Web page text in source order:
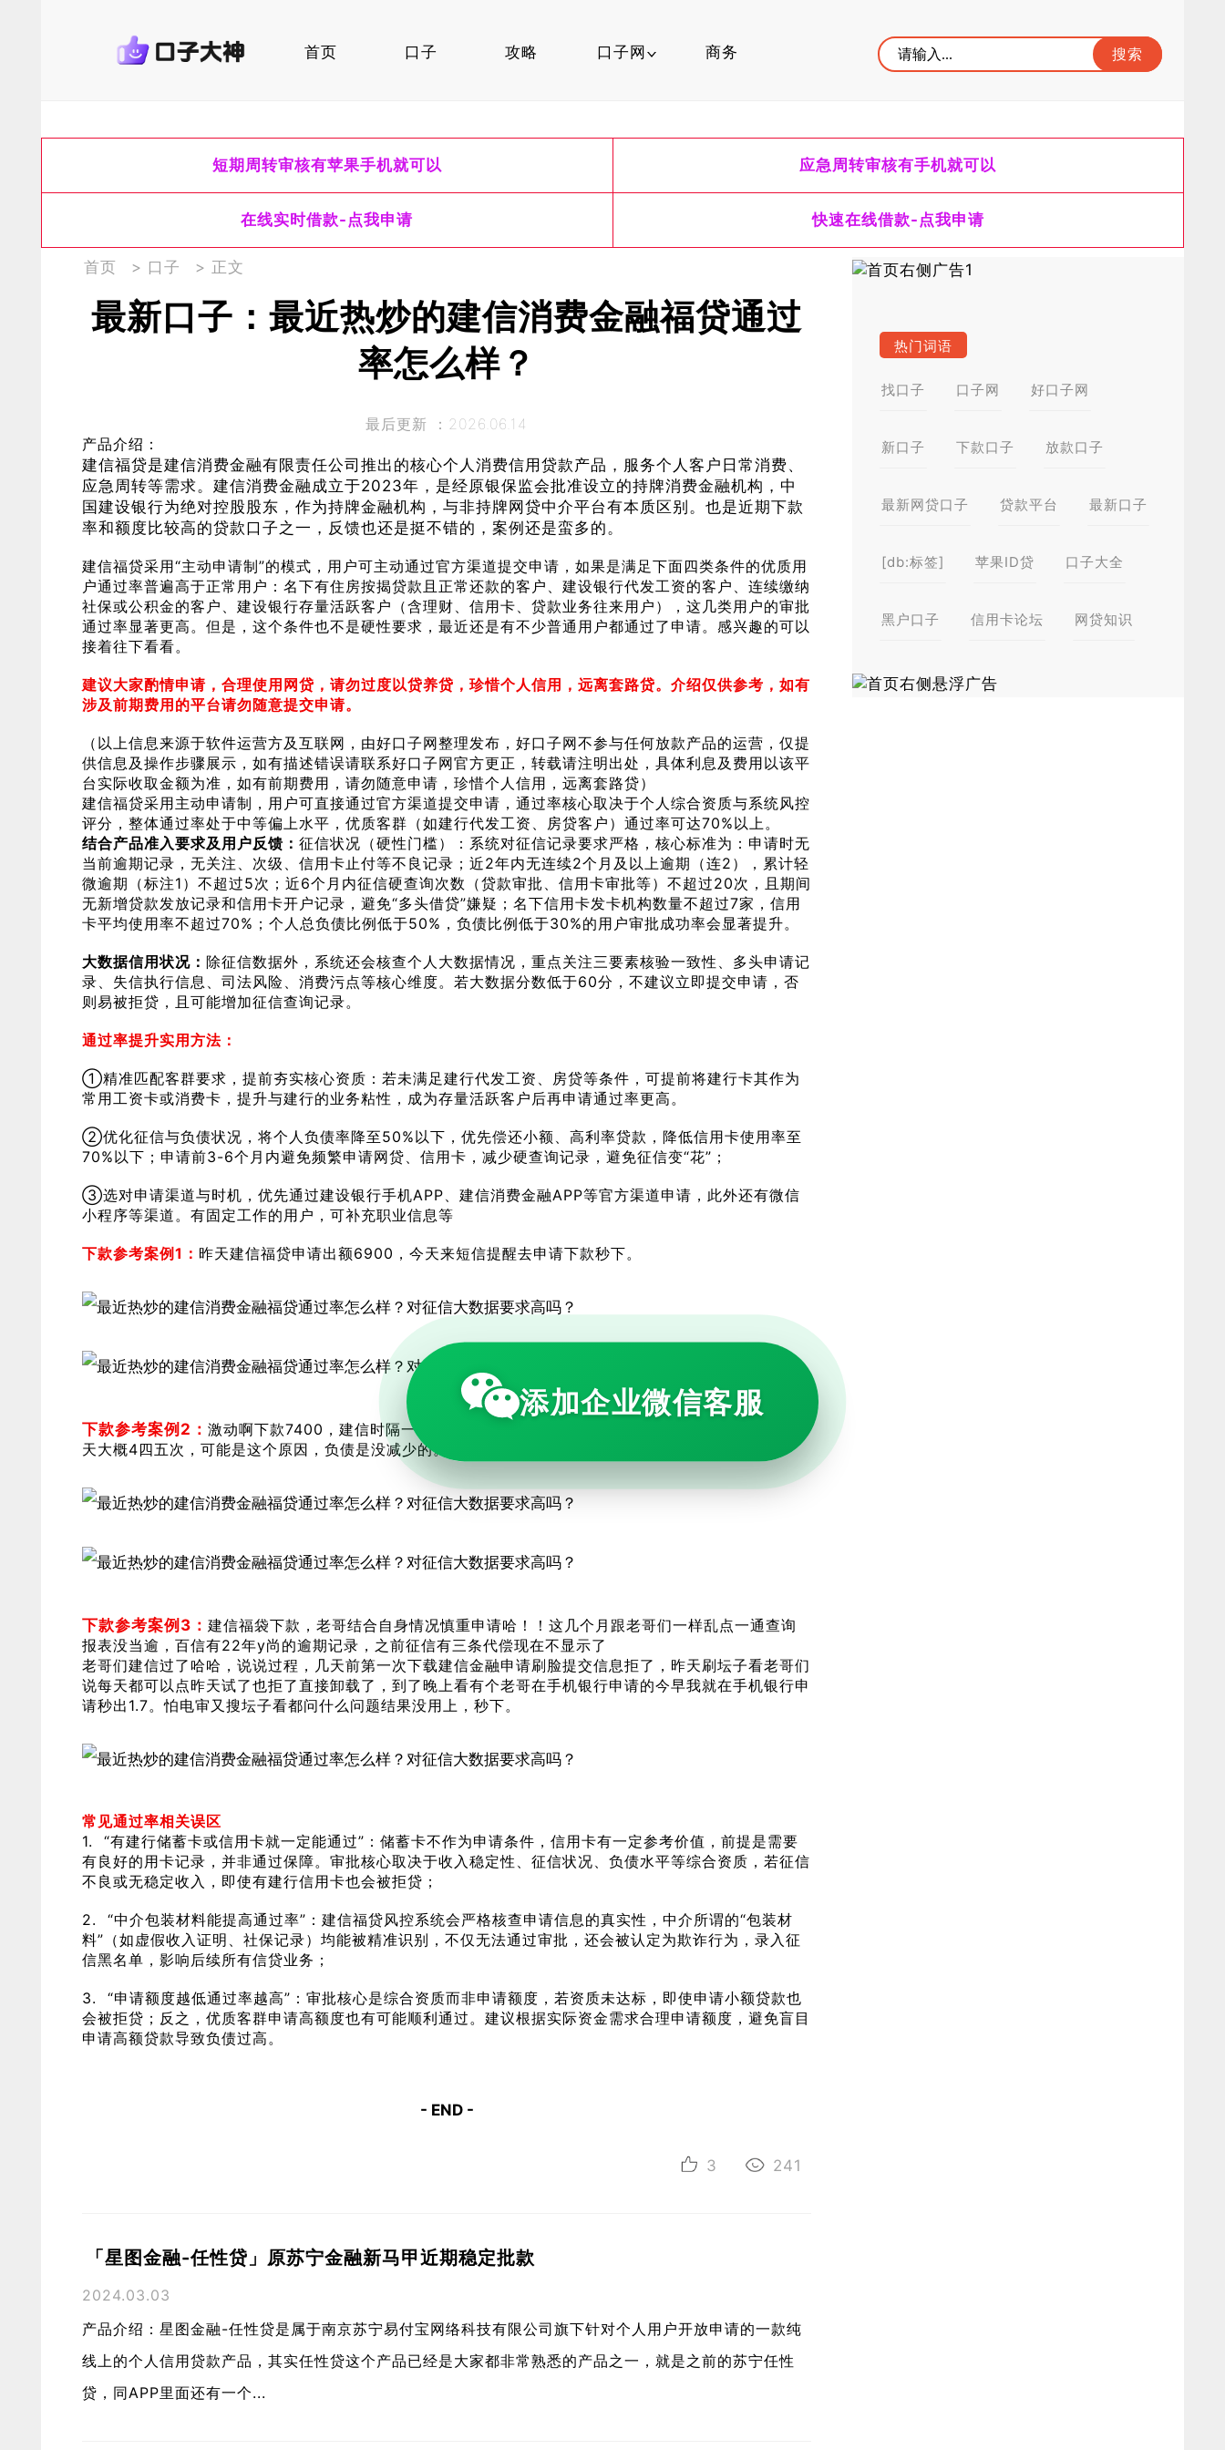
首页 口子 攻略 口子网 商务
短期周转审核有苹果手机就可以 应急周转审核有手机就可以
在线实时借款-点我申请 快速在线借款-点我申请
首页 > 口子 > 正文
最新口子：最近热炒的建信消费金融福贷通过
率怎么样？
最后更新 ：2026.06.14
产品介绍：
建信福贷是建信消费金融有限责任公司推出的核心个人消费信用贷款产品，服务个人客户日常消费、
应急周转等需求。建信消费金融成立于2023年，是经原银保监会批准设立的持牌消费金融机构，中
国建设银行为绝对控股股东，作为持牌金融机构，与非持牌网贷中介平台有本质区别。也是近期下款
率和额度比较高的贷款口子之一，反馈也还是挺不错的，案例还是蛮多的。
建信福贷采用“主动申请制”的模式，用户可主动通过官方渠道提交申请，如果是满足下面四类条件的优质用
户通过率普遍高于正常用户：名下有住房按揭贷款且正常还款的客户、建设银行代发工资的客户、连续缴纳
社保或公积金的客户、建设银行存量活跃客户（含理财、信用卡、贷款业务往来用户），这几类用户的审批
通过率显著更高。但是，这个条件也不是硬性要求，最近还是有不少普通用户都通过了申请。感兴趣的可以
接着往下看看。
建议大家酌情申请，合理使用网贷，请勿过度以贷养贷，珍惜个人信用，远离套路贷。介绍仅供参考，如有
涉及前期费用的平台请勿随意提交申请。
（以上信息来源于软件运营方及互联网，由好口子网整理发布，好口子网不参与任何放款产品的运营，仅提
供信息及操作步骤展示，如有描述错误请联系好口子网官方更正，转载请注明出处，具体利息及费用以该平
台实际收取金额为准，如有前期费用，请勿随意申请，珍惜个人信用，远离套路贷）
建信福贷采用主动申请制，用户可直接通过官方渠道提交申请，通过率核心取决于个人综合资质与系统风控
评分，整体通过率处于中等偏上水平，优质客群（如建行代发工资、房贷客户）通过率可达70%以上。
结合产品准入要求及用户反馈： 征信状况（硬性门槛）：系统对征信记录要求严格，核心标准为：申请时无
当前逾期记录，无关注、次级、信用卡止付等不良记录；近2年内无连续2个月及以上逾期（连2），累计轻
微逾期（标注1）不超过5次；近6个月内征信硬查询次数（贷款审批、信用卡审批等）不超过20次，且期间
无新增贷款发放记录和信用卡开户记录，避免“多头借贷”嫌疑；名下信用卡发卡机构数量不超过7家，信用
卡平均使用率不超过70%；个人总负债比例低于50%，负债比例低于30%的用户审批成功率会显著提升。
大数据信用状况： 除征信数据外，系统还会核查个人大数据情况，重点关注三要素核验一致性、多头申请记
录、失信执行信息、司法风险、消费污点等核心维度。若大数据分数低于60分，不建议立即提交申请，否
则易被拒贷，且可能增加征信查询记录。
通过率提升实用方法：
①精准匹配客群要求，提前夯实核心资质：若未满足建行代发工资、房贷等条件，可提前将建行卡其作为
常用工资卡或消费卡，提升与建行的业务粘性，成为存量活跃客户后再申请通过率更高。
②优化征信与负债状况，将个人负债率降至50%以下，优先偿还小额、高利率贷款，降低信用卡使用率至
70%以下；申请前3-6个月内避免频繁申请网贷、信用卡，减少硬查询记录，避免征信变“花”；
③选对申请渠道与时机，优先通过建设银行手机APP、建信消费金融APP等官方渠道申请，此外还有微信
小程序等渠道。有固定工作的用户，可补充职业信息等
下款参考案例1： 昨天建信福贷申请出额6900，今天来短信提醒去申请下款秒下。
下款参考案例2： 激动啊下款7400，建信时隔一个月再推终于不用羡慕别人，这次真下款了，查询近三十
天大概4四五次，可能是这个原因，负债是没减少的。
下款参考案例3： 建信福袋下款，老哥结合自身情况慎重申请哈！！这几个月跟老哥们一样乱点一通查询
报表没当逾，百信有22年y尚的逾期记录，之前征信有三条代偿现在不显示了
老哥们建信过了哈哈，说说过程，几天前第一次下载建信金融申请刷脸提交信息拒了，昨天刷坛子看老哥们
说每天都可以点昨天试了也拒了直接卸载了，到了晚上看有个老哥在手机银行申请的今早我就在手机银行申
请秒出1.7。怕电审又搜坛子看都问什么问题结果没用上，秒下。
常见通过率相关误区
1. “有建行储蓄卡或信用卡就一定能通过”：储蓄卡不作为申请条件，信用卡有一定参考价值，前提是需要
有良好的用卡记录，并非通过保障。审批核心取决于收入稳定性、征信状况、负债水平等综合资质，若征信
不良或无稳定收入，即使有建行信用卡也会被拒贷；
2. “中介包装材料能提高通过率”：建信福贷风控系统会严格核查申请信息的真实性，中介所谓的“包装材
料”（如虚假收入证明、社保记录）均能被精准识别，不仅无法通过审批，还会被认定为欺诈行为，录入征
信黑名单，影响后续所有信贷业务；
3. “申请额度越低通过率越高”：审批核心是综合资质而非申请额度，若资质未达标，即使申请小额贷款也
会被拒贷；反之，优质客群申请高额度也有可能顺利通过。建议根据实际资金需求合理申请额度，避免盲目
申请高额贷款导致负债过高。
- END -
241
3
「星图金融-任性贷」原苏宁金融新马甲近期稳定批款
2024.03.03
产品介绍：星图金融-任性贷是属于南京苏宁易付宝网络科技有限公司旗下针对个人用户开放申请的一款纯
线上的个人信用贷款产品，其实任性贷这个产品已经是大家都非常熟悉的产品之一，就是之前的苏宁任性
贷，同APP里面还有一个...
热门词语
找口子 口子网 好口子网
新口子 下款口子 放款口子
最新网贷口子 贷款平台 最新口子
[db:标签] 苹果ID贷 口子大全
黑户口子 信用卡论坛 网贷知识
添加企业微信客服